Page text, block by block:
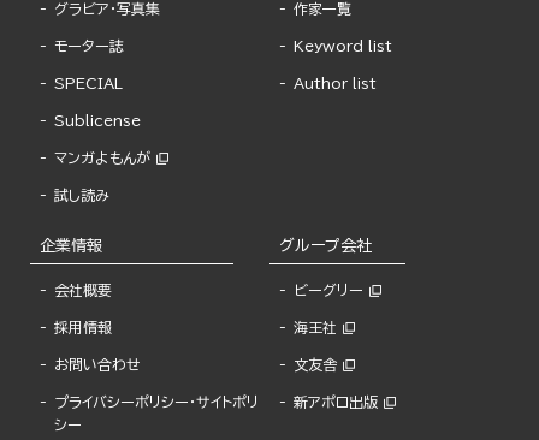
グラビア・写真集
モーター誌
SPECIAL
Sublicense
マンガよもんが
試し読み
作家一覧
Keyword list
Author list
企業情報
会社概要
採用情報
お問い合わせ
プライバシーポリシー・サイトポリ
シー
グループ会社
ビーグリー
海王社
文友舎
新アポロ出版